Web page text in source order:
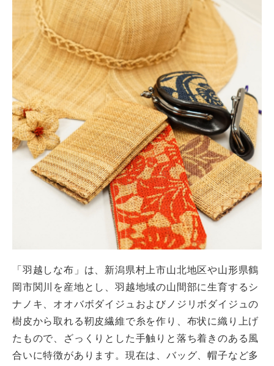
「羽越しな布」は、新潟県村上市山北地区や山形県鶴
岡市関川を産地とし、羽越地域の山間部に生育するシ
ナノキ、オオバボダイジュおよびノジリボダイジュの
樹皮から取れる靭皮繊維で糸を作り、布状に織り上げ
たもので、ざっくりとした手触りと落ち着きのある風
合いに特徴があります。現在は、バッグ、帽子など多